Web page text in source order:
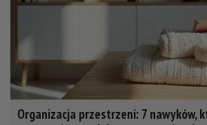
Organizacja przestrzeni: 7 nawyków,